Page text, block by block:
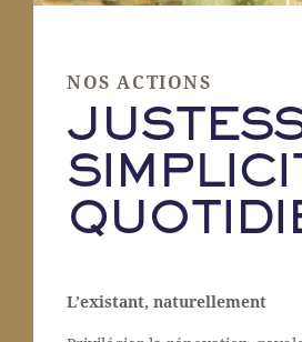
NOS ACTIONS
L’existant, naturellement